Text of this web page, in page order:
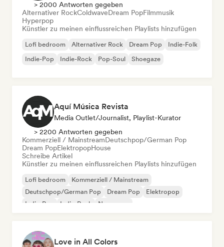
> 2000 Antworten gegeben
Alternativer RockColdwaveDream PopFilmmusik
Hyperpop
Künstler zu meinen einflussreichen Playlists hinzufügen
Lofi bedroom Alternativer Rock Dream Pop
Indie-Folk
Indie-Pop
Indie-Rock Pop-Soul Shoegaze
Aquí Música Revista
Media Outlet/Journalist, Playlist-Kurator
> 2200 Antworten gegeben
Kommerziell / MainstreamDeutschpop/German Pop
Dream PopElektropopHouse
Schreibe Artikel
Künstler zu meinen einflussreichen Playlists hinzufügen
Lofi bedroom
Kommerziell / Mainstream
Deutschpop/German Pop
Dream Pop
Elektropop
Indie-Pop
Indie-Rock New wave
Love in All Colors